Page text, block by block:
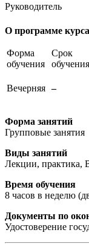
Руководитель
О программе курса
Форма
обучения
Срок
обучения
Вечерняя –
Форма занятий
Групповые занятия
Виды занятий
Лекции, практика,
Время обучения
8 часов в неделю
Документы по
Удостоверение